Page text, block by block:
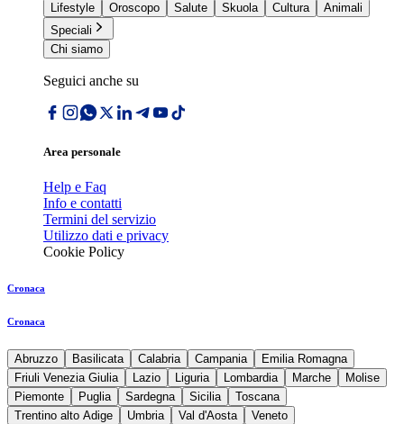
Lifestyle
Oroscopo Salute Skuola Cultura
Animali
Speciali
Chi siamo
Seguici anche su
Area personale
Help e Faq
Info e contatti
Termini del servizio
Utilizzo dati e privacy
Cookie Policy
Cronaca
Cronaca
Abruzzo Basilicata Calabria Campania
Emilia Romagna
Friuli Venezia Giulia
Lazio Liguria Lombardia Marche
Molise
Piemonte
Puglia Sardegna Sicilia
Toscana
Trentino alto Adige
Umbria Val d'Aosta Veneto